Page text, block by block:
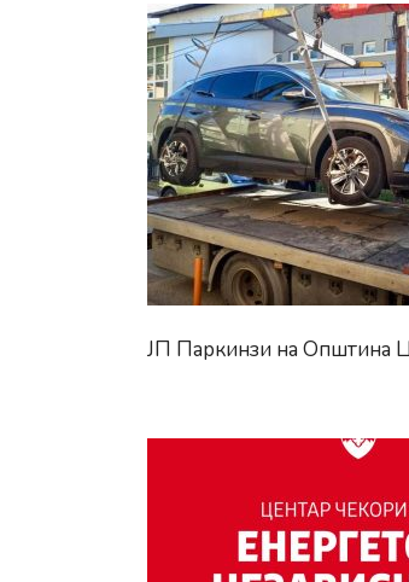
ЈП Паркинзи на Општина